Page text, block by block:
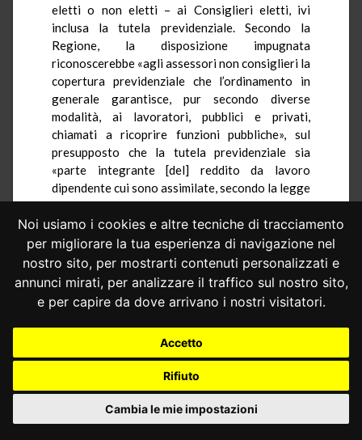
Noi usiamo i cookies e altre tecniche di tracciamento
per migliorare la tua esperienza di navigazione nel
nostro sito, per mostrarti contenuti personalizzati e
annunci mirati, per analizzare il traffico sul nostro sito,
e per capire da dove arrivano i nostri visitatori.
Accetto
Rifiuto
Cambia le mie impostazioni
eletti o non eletti – ai Consiglieri eletti, ivi
inclusa la tutela previdenziale. Secondo la
Regione, la disposizione impugnata
riconoscerebbe «agli assessori non consiglieri la
copertura previdenziale che l’ordinamento in
generale garantisce, pur secondo diverse
modalità, ai lavoratori, pubblici e privati,
chiamati a ricoprire funzioni pubbliche», sul
presupposto che la tutela previdenziale sia
«parte integrante [del] reddito da lavoro
dipendente cui sono assimilate, secondo la legge
statale citata, le indennità previste per
l’esercizio delle pubbliche funzioni». La difesa
regionale osserva poi che, contrariamente a
quanto sostenuto dalla Presidenza del Consiglio
dei ministri, «la copertura contributiva del
lavoratore pubblico nominato assessore, per il
periodo di espletamento del mandato, si realizza
senza spesa per il Bilancio regionale [...],
trovando nella fattispecie applicazione l’istituto
della contribuzione figurativa che prevede il
pagamento della quota dei contributi personali
all’Istituto previdenziale a carico dell’assessore-
pubblico dipendente». La norma regionale,